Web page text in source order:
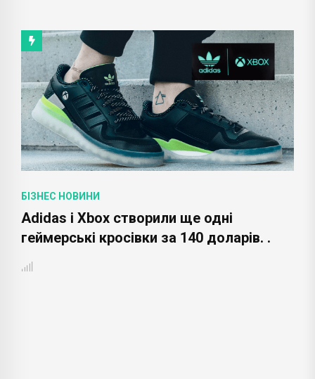
БІЗНЕС НОВИНИ
Adidas і Xbox створили ще одні
геймерські кросівки за 140 доларів. .